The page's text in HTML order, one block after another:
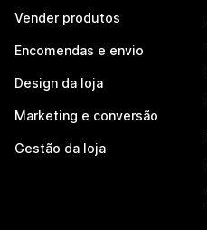
Vender produtos
Encomendas e envio
Design da loja
Marketing e conversão
Gestão da loja